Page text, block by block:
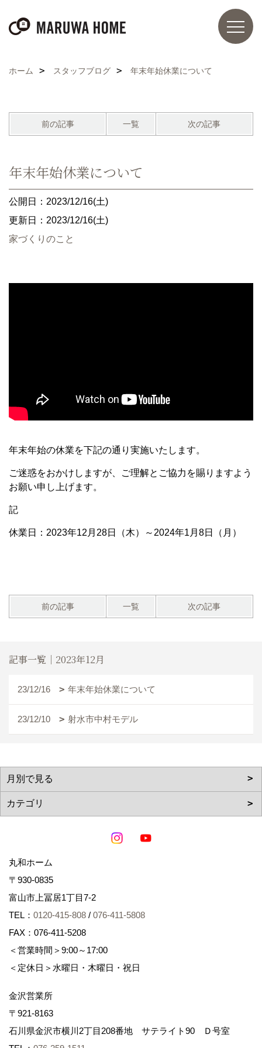
ホーム スタッフブログ 年末年始休業について
前の記事 一覧 次の記事
年末年始休業について
公開日：2023/12/16(土)
更新日：2023/12/16(土)
家づくりのこと
年末年始の休業を下記の通り実施いたします。
ご迷惑をおかけしますが、ご理解とご協力を賜りますよう
お願い申し上げます。
記
休業日：2023年12月28日（木）～2024年1月8日（月）
前の記事 一覧 次の記事
記事一覧｜2023年12月
23/12/16 年末年始休業について
23/12/10 射水市中村モデル
丸和ホーム
〒930-0835
富山市上冨居1丁目7-2
TEL： 0120-415-808 / 076-411-5808
FAX：076-411-5208
＜営業時間＞9:00～17:00
＜定休日＞水曜日・木曜日・祝日
金沢営業所
〒921-8163
石川県金沢市横川2丁目208番地 サテライト90 Ｄ号室